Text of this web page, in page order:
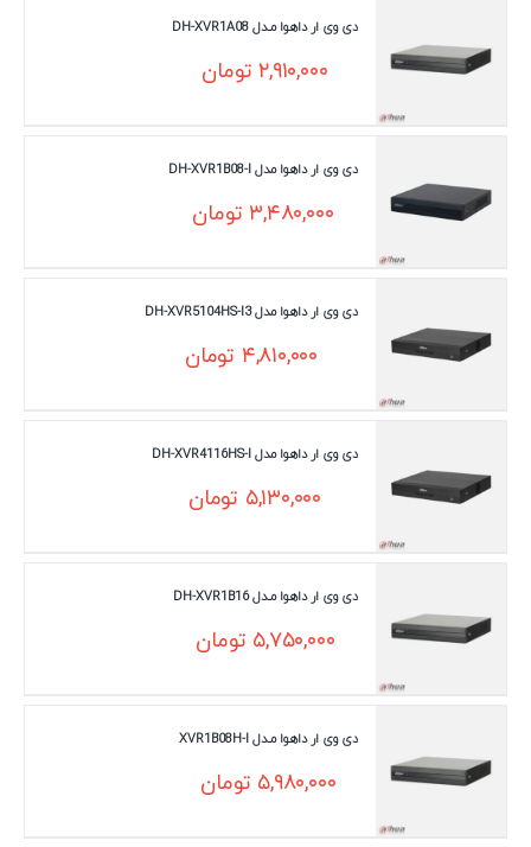
دی وی ار داهوا مـدل DH-XVR1A08
۲,۹۱۰,۰۰۰ تومان
دی وی ار داهوا مدل DH-XVR1B08-I
۳,۴۸۰,۰۰۰ تومان
دی وی ار داهوا مدل DH-XVR5104HS-I3
۴,۸۱۰,۰۰۰ تومان
دی وی ار داهوا مدل DH-XVR4116HS-I
۵,۱۳۰,۰۰۰ تومان
دی وی ار داهوا مـدل DH-XVR1B16
۵,۷۵۰,۰۰۰ تومان
دی وی ار داهوا مـدل XVR1B08H-I
۵,۹۸۰,۰۰۰ تومان